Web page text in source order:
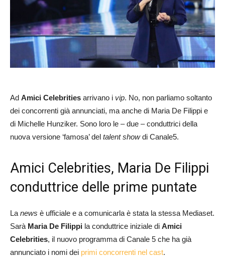
Ad Amici Celebrities arrivano i vip. No, non parliamo soltanto
dei concorrenti già annunciati, ma anche di Maria De Filippi e
di Michelle Hunziker. Sono loro le – due – conduttrici della
nuova versione ‘famosa’ del talent showdi Canale5.
Amici Celebrities, Maria De Filippi
conduttrice delle prime puntate
La news è ufficiale e a comunicarla è stata la stessa Mediaset.
Sarà Maria De Filippi la conduttrice iniziale di Amici
Celebrities, il nuovo programma di Canale 5 che ha già
annunciato i nomi dei primi concorrenti nel cast.